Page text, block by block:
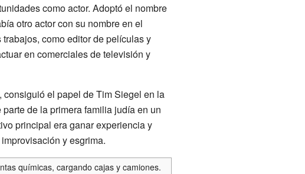
como actor. Adoptó el nombre
otro actor con su nombre en el
como editor de películas y
en comerciales de televisión y
el papel de Tim Siegel en la
de la primera familia judía en un
principal era ganar experiencia y
y esgrima.
químicas, cargando cajas y camiones.